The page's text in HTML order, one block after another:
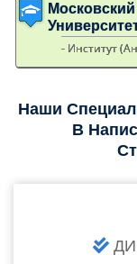
- Институт
Наши
В